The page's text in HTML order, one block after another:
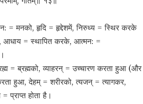
= मनको, हृदि = हृद्देशमें, निरुध्य = स्थिर करके
आधाय = स्थापित करके, आत्मन: =
= ब्रह्मको, व्याहरन् = उच्चारण करता हुआ (और
हुआ, देहम् = शरीरको, त्यजन् = त्यागकर,
प्राप्त होता है।